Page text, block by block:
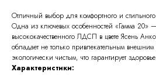
Отличный выбор для комфортного и стильного
Одна из ключевых особенностей «Гамма 20»
высококачественного ЛДСП в цвете Ясень
обладает не только привлекательным
экологически чистым, что гарантирует
Характеристики: